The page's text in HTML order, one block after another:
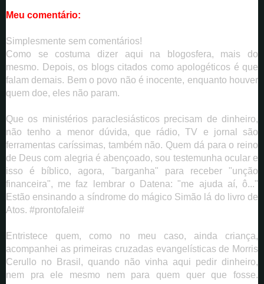
Meu comentário:
Simplesmente sem comentários!
Como se costuma dizer aqui na blogosfera, mais do
mesmo. Depois, os blogs citados como apologéticos é que
falam demais. Bem o povo não é inocente, enquanto houver
quem doe, eles não param.
Que os ministérios paraclesiásticos precisam de dinheiro,
não tenho a menor dúvida, que rádio, TV e jornal são
ferramentas caríssimas, também não. Quem dá para o reino
de Deus com alegria é abençoado, sou testemunha ocular e
isso é bíblico, agora, "barganha" para receber "unção
financeira", me faz lembrar o Datena: "me ajuda aí, ô..."
Estão ensinando a síndrome do mágico Simão lá do livro de
Atos. #prontofalei#
Entristece quem, como no meu caso, ainda criança,
acompanhei as primeiras cruzadas evangelísticas de Morris
Cerullo no Brasil, quando não vinha aqui pedir dinheiro,
nem pra ele mesmo nem para quem quer que fosse.